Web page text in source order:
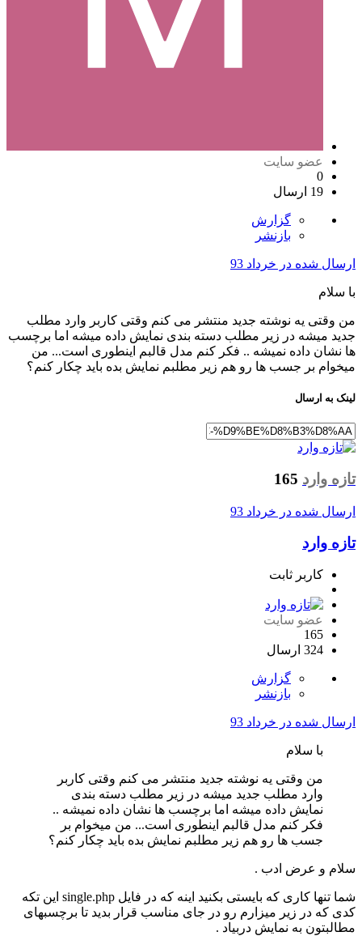
عضو سایت
0
19 ارسال
گزارش
بازنشر
ارسال شده در خرداد 93
با سلام
من وقتی یه نوشته جدید منتشر می کنم وقتی کاربر وارد مطلب
جدید میشه در زیر مطلب دسته بندی نمایش داده میشه اما برچسب
ها نشان داده نمیشه .. فکر کنم مدل قالبم اینطوری است... من
میخوام بر جسب ها رو هم زیر مطلبم نمایش بده باید چکار کنم؟
لینک به ارسال
تازه وارد 165
ارسال شده در خرداد 93
تازه وارد
کاربر ثابت
عضو سایت
165
324 ارسال
گزارش
بازنشر
ارسال شده در خرداد 93
با سلام
من وقتی یه نوشته جدید منتشر می کنم وقتی کاربر
وارد مطلب جدید میشه در زیر مطلب دسته بندی
نمایش داده میشه اما برچسب ها نشان داده نمیشه ..
فکر کنم مدل قالبم اینطوری است... من میخوام بر
جسب ها رو هم زیر مطلبم نمایش بده باید چکار کنم؟
سلام و عرض ادب .
شما تنها کاری که بایستی بکنید اینه که در فایل single.php این تکه
کدی که در زیر میزارم رو در جای مناسب قرار بدید تا برچسبهای
مطالبتون به نمایش دربیاد .